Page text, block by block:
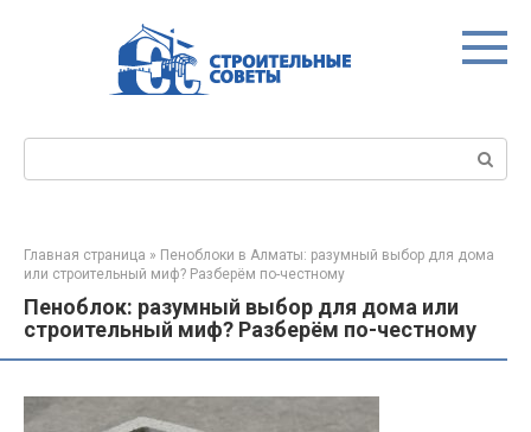
Главная страница » Пеноблоки в Алматы: разумный выбор для дома
или строительный миф? Разберём по-честному
Пеноблок: разумный выбор для дома или
строительный миф? Разберём по-честному